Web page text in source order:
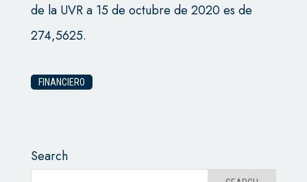
de la UVR a 15 de octubre de 2020 es de
274,5625.
FINANCIERO
Search